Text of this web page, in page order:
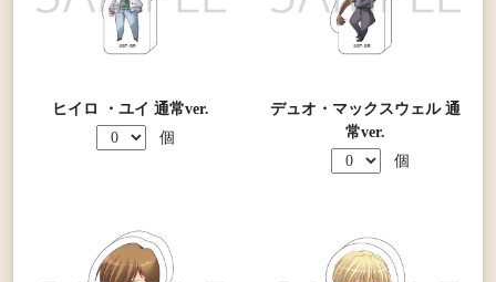
ヒイロ ・ユイ 通常ver.
個
デュオ・マックスウェル 通
常ver.
個